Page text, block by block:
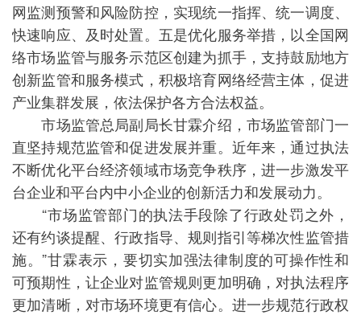
网监测预警和风险防控，实现统一指挥、统一调度、
快速响应、及时处置。五是优化服务举措，以全国网
络市场监管与服务示范区创建为抓手，支持鼓励地方
创新监管和服务模式，积极培育网络经营主体，促进
产业集群发展，依法保护各方合法权益。
市场监管总局副局长甘霖介绍，市场监管部门一
直坚持规范监管和促进发展并重。近年来，通过执法
不断优化平台经济领域市场竞争秩序，进一步激发平
台企业和平台内中小企业的创新活力和发展动力。
“市场监管部门的执法手段除了行政处罚之外，
还有约谈提醒、行政指导、规则指引等梯次性监管措
施。”甘霖表示，要切实加强法律制度的可操作性和
可预期性，让企业对监管规则更加明确，对执法程序
更加清晰，对市场环境更有信心。进一步规范行政权